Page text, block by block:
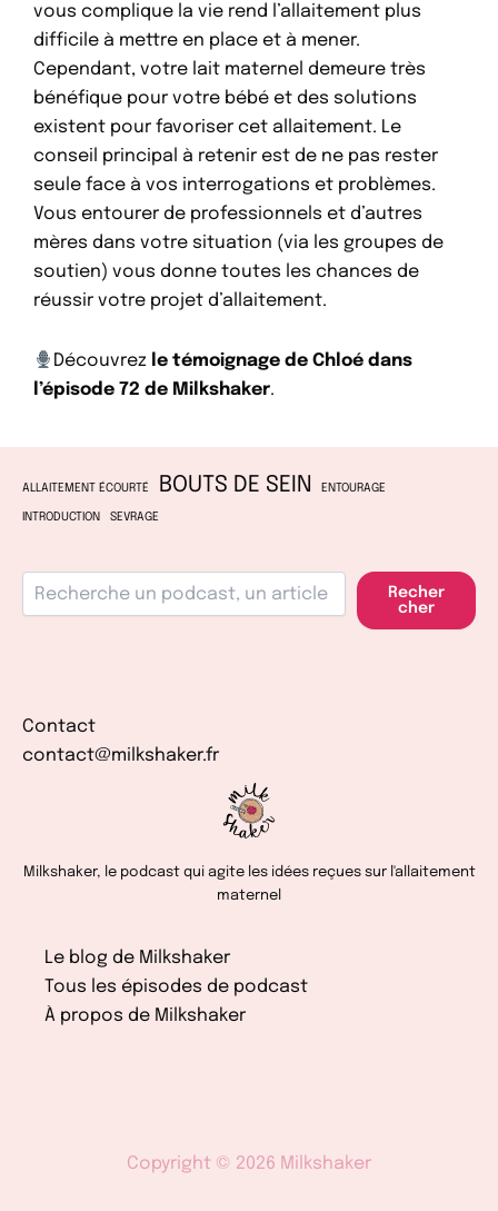
vous complique la vie rend l’allaitement plus
difficile à mettre en place et à mener.
Cependant, votre lait maternel demeure très
bénéfique pour votre bébé et des solutions
existent pour favoriser cet allaitement. Le
conseil principal à retenir est de ne pas rester
seule face à vos interrogations et problèmes.
Vous entourer de professionnels et d’autres
mères dans votre situation (via les groupes de
soutien) vous donne toutes les chances de
réussir votre projet d’allaitement.
Découvrez le témoignage de Chloé dans
l’épisode 72 de Milkshaker.
ALLAITEMENT ÉCOURTÉ BOUTS DE SEIN ENTOURAGE
INTRODUCTION SEVRAGE
Recher
cher
Contact
contact@milkshaker.fr
Milkshaker, le podcast qui agite les idées reçues sur l'allaitement
maternel
Le blog de Milkshaker
Tous les épisodes de podcast
À propos de Milkshaker
Copyright © 2026 Milkshaker